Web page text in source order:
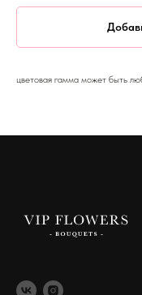
цветовая гамма может быть